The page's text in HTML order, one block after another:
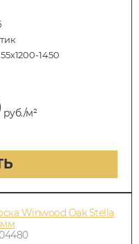
1450
руб./м²
Winwood Oak Stella